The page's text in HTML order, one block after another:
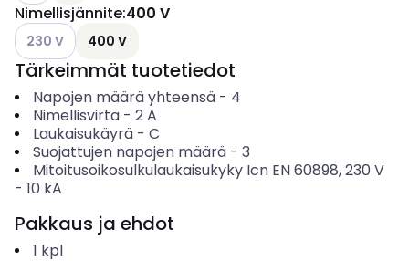
Nimellisjännite:400 V
Katso käytettävissä olevat vaihtoehdot
230 V 400 V
Tärkeimmät tuotetiedot
Napojen määrä yhteensä- 4
Nimellisvirta- 2A
Laukaisukäyrä- C
Suojattujen napojen määrä- 3
Mitoitusoikosulkulaukaisukyky Icn EN 60898, 230 V
- 10 kA
Pakkaus ja ehdot
1 kpl